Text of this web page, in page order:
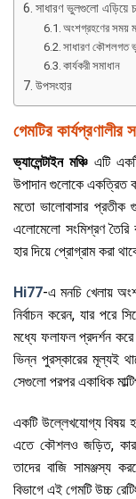
সাধারণ ভুলগুলো এড়িয়ে
অংশগ্রহণের সময়
সাধারণ কৌশলগত
কার্যকরী সমাধান
উপসংহার
গেমটির কার্যপ্রণালীর
ভ্যালেন্টাইন মঞ্চি এটি
উপাদান গুলোকে একত্রিত
মতো ভালোবাসার প্রতীক
এলোমেলো সংমিশ্রণ তৈরি
হার দিয়ে প্রোগ্রাম করা
Hi77-এ মনচি খেলায়
নির্বাচন করেন, যার পরে
মধ্যে ফলাফল প্রদর্শন
ভিন্ন পুরস্কারের মূল্যই
সেগুলো পরপর একাধিক
একটি উল্লেখযোগ্য বিষয়
এতে কৌশলও জড়িত,
তাদের বাজি সামঞ্জস্য
বিভাগে এই গেমটি উচ্চ